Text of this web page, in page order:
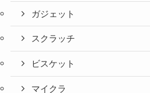
ガジェット
スクラッチ
ビスケット
マイクラ